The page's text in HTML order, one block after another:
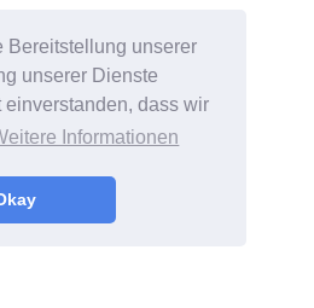
Bereitstellung unserer
unserer Dienste
dass wir
Informationen